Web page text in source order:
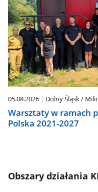
05.08.2026 Dolny Śląsk /
Warsztaty w ramach
Polska 2021-2027
Obszary działania